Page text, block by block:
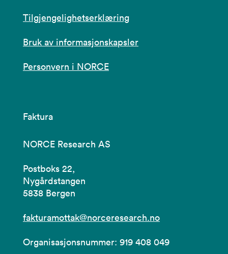
Tilgjengelighetserklæring
Bruk av informasjonskapsler
Personvern i NORCE
Faktura
NORCE Research AS
Postboks 22,
Nygårdstangen
5838 Bergen
fakturamottak@norceresearch.no
Organisasjonsnummer: 919 408 049